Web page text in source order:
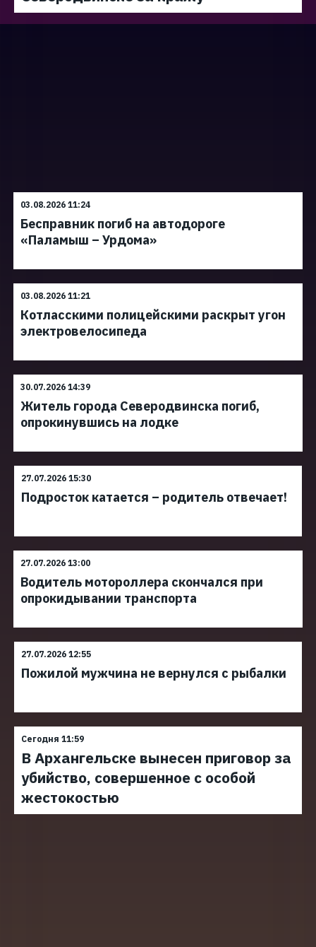
03.08.2026 11:24
Бесправник погиб на автодороге
«Паламыш – Урдома»
03.08.2026 11:21
Котласскими полицейскими раскрыт угон
электровелосипеда
30.07.2026 14:39
Житель города Северодвинска погиб,
опрокинувшись на лодке
27.07.2026 15:30
Подросток катается – родитель отвечает!
27.07.2026 13:00
Водитель мотороллера скончался при
опрокидывании транспорта
27.07.2026 12:55
Пожилой мужчина не вернулся с рыбалки
Сегодня 11:59
В Архангельске вынесен приговор за
убийство, совершенное с особой
жестокостью